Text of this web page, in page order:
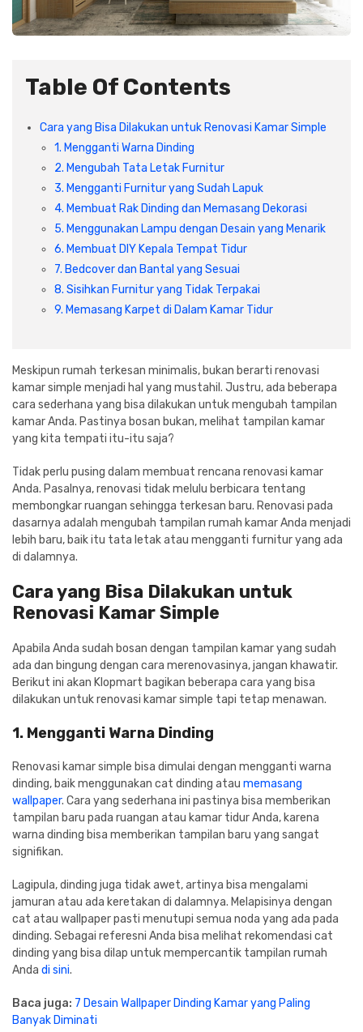
Aksesoris Dapur
Konstruksi
Atap & Lantai
Cat dan Kimia
Produk Pracetak
Lampu & Listrik
Table Of Contents
Cara yang Bisa Dilakukan untuk Renovasi Kamar Simple
1. Mengganti Warna Dinding
2. Mengubah Tata Letak Furnitur
3. Mengganti Furnitur yang Sudah Lapuk
4. Membuat Rak Dinding dan Memasang Dekorasi
5. Menggunakan Lampu dengan Desain yang Menarik
6. Membuat DIY Kepala Tempat Tidur
7. Bedcover dan Bantal yang Sesuai
8. Sisihkan Furnitur yang Tidak Terpakai
9. Memasang Karpet di Dalam Kamar Tidur
Meskipun rumah terkesan minimalis, bukan berarti renovasi
kamar simple menjadi hal yang mustahil. Justru, ada beberapa
cara sederhana yang bisa dilakukan untuk mengubah tampilan
kamar Anda. Pastinya bosan bukan, melihat tampilan kamar
yang kita tempati itu-itu saja?
Tidak perlu pusing dalam membuat rencana renovasi kamar
Anda. Pasalnya, renovasi tidak melulu berbicara tentang
membongkar ruangan sehingga terkesan baru. Renovasi pada
dasarnya adalah mengubah tampilan rumah kamar Anda menjadi
lebih baru, baik itu tata letak atau mengganti furnitur yang ada
di dalamnya.
Cara yang Bisa Dilakukan untuk
Renovasi Kamar Simple
Apabila Anda sudah bosan dengan tampilan kamar yang sudah
ada dan bingung dengan cara merenovasinya, jangan khawatir.
Berikut ini akan Klopmart bagikan beberapa cara yang bisa
dilakukan untuk renovasi kamar simple tapi tetap menawan.
1. Mengganti Warna Dinding
Renovasi kamar simple bisa dimulai dengan mengganti warna
dinding, baik menggunakan cat dinding atau memasang
wallpaper. Cara yang sederhana ini pastinya bisa memberikan
tampilan baru pada ruangan atau kamar tidur Anda, karena
warna dinding bisa memberikan tampilan baru yang sangat
signifikan.
Lagipula, dinding juga tidak awet, artinya bisa mengalami
jamuran atau ada keretakan di dalamnya. Melapisinya dengan
cat atau wallpaper pasti menutupi semua noda yang ada pada
dinding. Sebagai referesni Anda bisa melihat rekomendasi cat
dinding yang bisa dilap untuk mempercantik tampilan rumah
Anda di sini.
Baca juga: 7 Desain Wallpaper Dinding Kamar yang Paling
Banyak Diminati